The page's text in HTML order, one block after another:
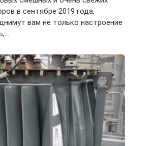
в сентябре 2019 года,
вам не только настроение